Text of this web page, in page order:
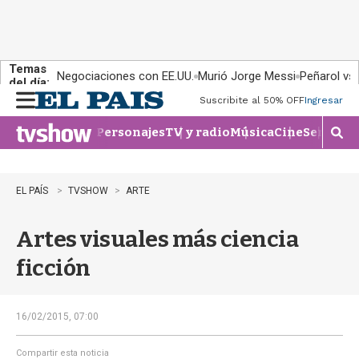
Temas
del día: Negociaciones con EE.UU. Murió Jorge Messi Peñarol
n
u
Suscribite al 50% OFFIngresar
PersonajesTV y radioMúsicaCineSeries
M
o
e
EL PAÍS TVSHOW ARTE
Artes visuales más ciencia
ficción
16/02/2015, 07:00
Compartir esta noticia